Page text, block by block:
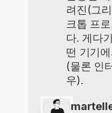
려진(그
크톱 프
다. 게다
떤 기기
(물론 인
우).